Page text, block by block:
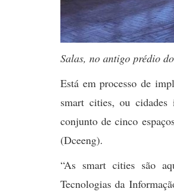
Salas, no antigo prédio
Está em processo de
smart cities, ou cidades
conjunto de cinco
(Dceeng).
“As smart cities são
Tecnologias da